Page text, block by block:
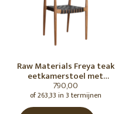
Raw Materials Freya teak
eetkamerstoel met
armleuning - Zwart (set of 2)
790,00
of 263,33 in 3 termijnen